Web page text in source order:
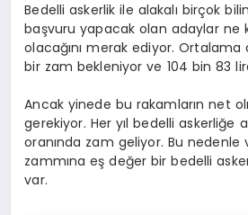
Bedelli askerlik ile alakalı birçok
başvuru yapacak olan adaylar ne
olacağını merak ediyor. Ortalama
bir zam bekleniyor ve 104 bin 83
Ancak yinede bu rakamların net
gerekiyor. Her yıl bedelli askerliğe
oranında zam geliyor. Bu
zammına eş değer bir bedelli
var.